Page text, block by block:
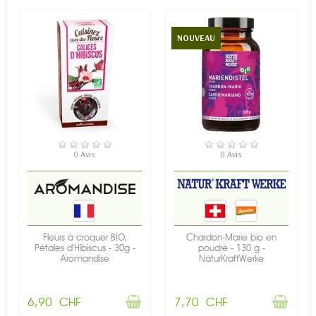
RUPTURE DE STOCK
0 Avis
Fleurs à croquer BIO,
Pétales d'Hibiscus - 30g -
Aromandise
6,90 CHF
NOUVEAU
RUPTURE DE STOCK
0 Avis
Chardon-Marie bio en
poudre - 130 g -
NaturKraftWerke
7,70 CHF